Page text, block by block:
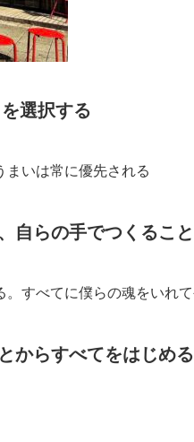
選択する
まいは常に優先される
自らの手でつくるこ
すべてに僕らの魂をいれ
からすべてをはじめる